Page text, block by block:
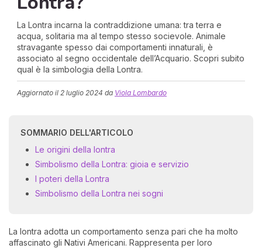
La Lontra incarna la contraddizione umana: tra terra e
acqua, solitaria ma al tempo stesso socievole. Animale
stravagante spesso dai comportamenti innaturali, è
associato al segno occidentale dell’Acquario. Scopri subito
qual è la simbologia della Lontra.
Aggiornato il 2 luglio 2024 da Viola Lombardo
SOMMARIO DELL'ARTICOLO
Le origini della lontra
Simbolismo della Lontra: gioia e servizio
I poteri della Lontra
Simbolismo della Lontra nei sogni
La lontra adotta un comportamento senza pari che ha molto
affascinato gli Nativi Americani. Rappresenta per loro